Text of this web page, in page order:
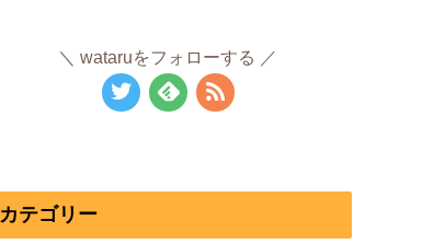
wataruをフォローする
カテゴリー